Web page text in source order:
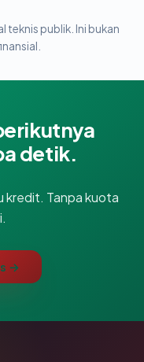
teknis publik. Ini bukan
detik.
kredit. Tanpa kuota
→